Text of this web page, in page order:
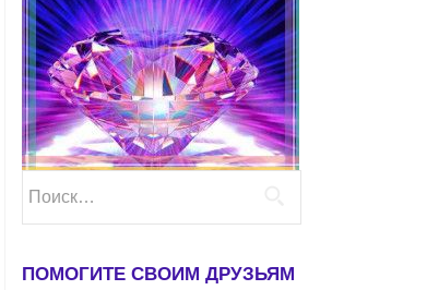
ПОМОГИТЕ СВОИМ ДРУЗЬЯМ